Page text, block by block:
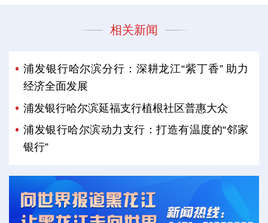
相关新闻
浦发银行哈尔滨分行：深耕龙江“紫丁香” 助力
经济全面发展
浦发银行哈尔滨延福支行植根社区普惠大众
浦发银行哈尔滨动力支行：打造有温度的“邻家
银行”